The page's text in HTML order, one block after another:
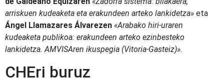
arriskuen kudeaketa eta erakundeen arteko lankidetza» eta
Ángel Llamazares Álvarezen «Arabako hiri-uraren
kudeaketa publikoa: erakundeen arteko ezinbesteko
lankidetza. AMVISAren ikuspegia (Vitoria-Gasteiz)».
CHEri buruz